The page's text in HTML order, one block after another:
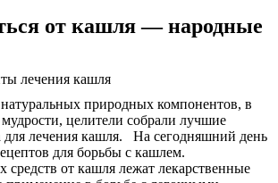
от кашля — народные
природных компонентов, в
целители собрали лучшие
для лечения кашля. На сегодняшний день
для борьбы с кашлем.
от кашля лежат лекарственные